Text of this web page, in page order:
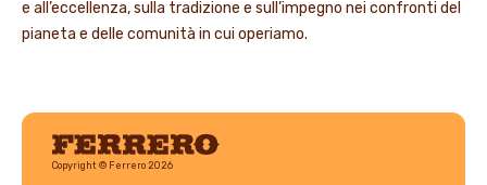
e all’eccellenza, sulla tradizione e sull’impegno nei confronti del
pianeta e delle comunità in cui operiamo.
Ferrero
Copyright © Ferrero 2026